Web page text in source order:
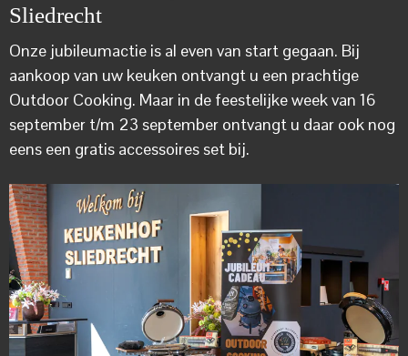
Sliedrecht
Onze jubileumactie is al even van start gegaan. Bij
aankoop van uw keuken ontvangt u een prachtige
Outdoor Cooking. Maar in de feestelijke week van 16
september t/m 23 september ontvangt u daar ook nog
eens een gratis accessoires set bij.